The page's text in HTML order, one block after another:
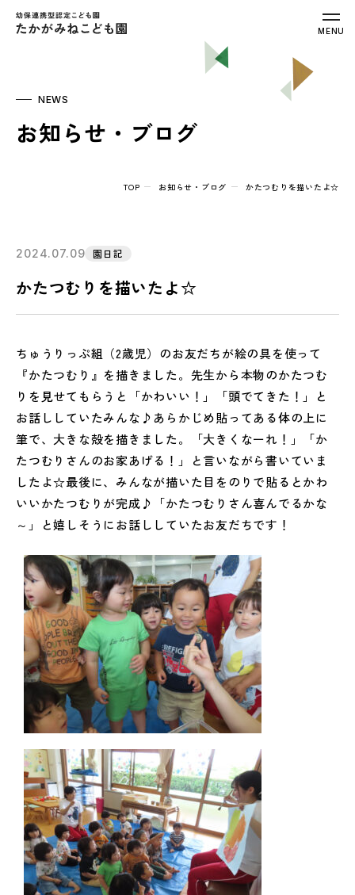
幼保連携型認定こども園 たかがみねこ
MENU
NEWS
お知らせ・ブログ
TOP お知らせ・ブログ かたつむりを描いたよ☆
2024.07.09 園日記
かたつむりを描いたよ☆
ちゅうりっぷ組（2歳児）のお友だちが絵の具を使って
『かたつむり』を描きました。先生から本物のかたつむ
りを見せてもらうと「かわいい！」「頭でてきた！」と
お話ししていたみんな♪あらかじめ貼ってある体の上に
筆で、大きな殻を描きました。「大きくなーれ！」「か
たつむりさんのお家あげる！」と言いながら書いていま
したよ☆最後に、みんなが描いた目をのりで貼るとかわ
いいかたつむりが完成♪「かたつむりさん喜んでるかな
～」と嬉しそうにお話ししていたお友だちです！